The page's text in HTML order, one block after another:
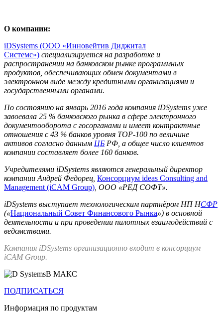
О компании:
iDSystems (ООО «Инновейтив Диджитал
Системс») специализируется на разработке и
распространении на банковском рынке программных
продуктов, обеспечивающих обмен документами в
электронном виде между кредитными организациями и
государственными органами.
По состоянию на январь 2016 года компания iDSystems уже
завоевала 25 % банковского рынка в сфере электронного
документооборота с госорганами и имеет контрактные
отношения с 43 % банков уровня TOP-100 по величине
активов согласно данным ЦБ РФ, а общее число клиентов
компании составляет более 160 банков.
Учредителями iDSystems являются генеральный директор
компании Андрей Федорец, Консорциум ideas Consulting and
Management (iCAM Group) , ООО «РЕД СОФТ».
iDSystems выступает технологическим партнёром НП НСФР
(«Национальный Совет Финансового Рынка») в основной
деятельности и при проведении пилотных взаимодействий с
ведомствами.
Компания iDSystems организационно входит в консорциум
iCAM Group.
В МАКС
ПОДПИСАТЬСЯ
Информация по продуктам